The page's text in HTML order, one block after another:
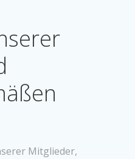
Mitglieder,